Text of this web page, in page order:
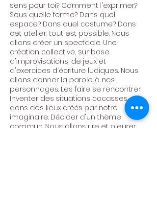
sens pour toi? Comment l'exprimer?
Sous quelle forme? Dans quel
espace? Dans quel costume? Dans
cet atelier, tout est possible. Nous
allons créer un spectacle. Une
création collective, sur base
d'improvisations, de jeux et
d'exercices d'écriture ludiques. Nous
allons donner la parole à nos
personnages. Les faire se rencontrer.
Inventer des situations cocasses,
dans des lieux créés par notre
imaginaire. Décider d'un thème
commun. Nous allons rire et pleurer.